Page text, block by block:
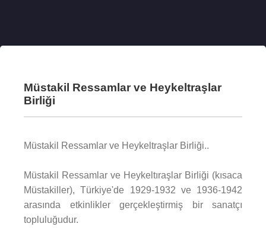
Müstakil Ressamlar ve Heykeltraşlar
Birliği
Müstakil Ressamlar ve Heykeltraşlar Birliği..
Müstakil Ressamlar ve Heykeltıraşlar Birliği (kısaca
Müstakiller), Türkiye'de 1929-1932 ve 1936-1942
arasında etkinlikler gerçekleştirmiş bir sanatçı
topluluğudur.